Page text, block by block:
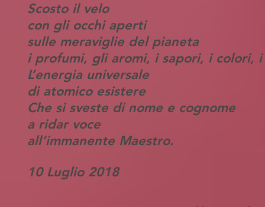
Scosto il velo
con gli occhi aperti
sulle meraviglie del pianeta
i profumi, gli aromi, i sapori, i colori,
L’energia universale
di atomico esistere
Che si sveste di nome e cognome
a ridar voce
all’immanente Maestro.
10 Luglio 2018